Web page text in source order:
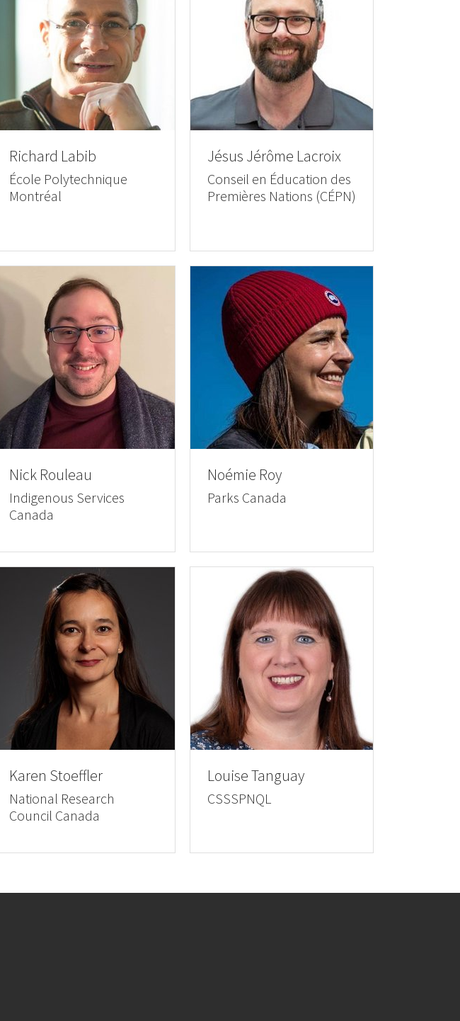
Richard Labib
École Polytechnique
Montréal
Jésus Jérôme Lacroix
Conseil en Éducation des
Premières Nations (CÉPN)
Nick Rouleau
Indigenous Services
Canada
Noémie Roy
Parks Canada
Karen Stoeffler
National Research
Council Canada
Louise Tanguay
CSSSPNQL